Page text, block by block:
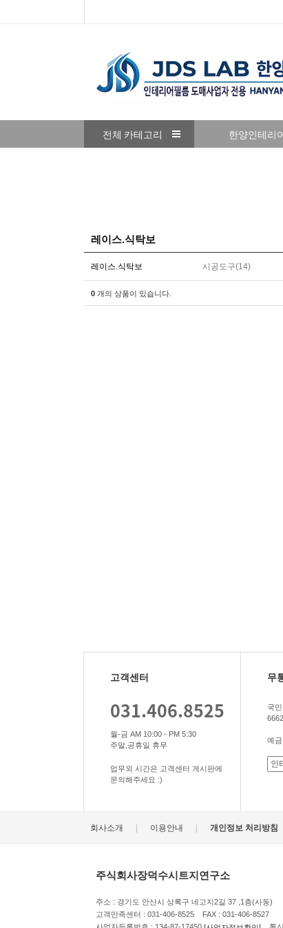
전체 카테고리 한양인테리
레이스.식탁보
레이스.식탁보 시공도구(14)
0 개의 상품이 있습니다.
고객센터
031.406.8525
월-금 AM 10:00 - PM 5:30
주말,공휴일 휴무
업무외 시간은 고객센터 게시판에
문의해주세요 :)
무
국
예
회사소개 이용안내 개인정보 처리방침
주식회사장덕수시트지연구소
주소 : 경기도 안산시 상록구 네고지2길 37 ,1층(사동)
고객만족센터 : 031-406-8525 FAX : 031-406-8527